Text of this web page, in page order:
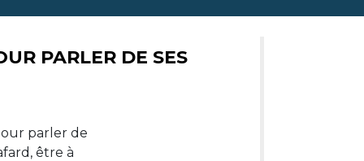
PARLER DE SES
parler de
être à
DONT : GUIDE SIMPLE
de
un